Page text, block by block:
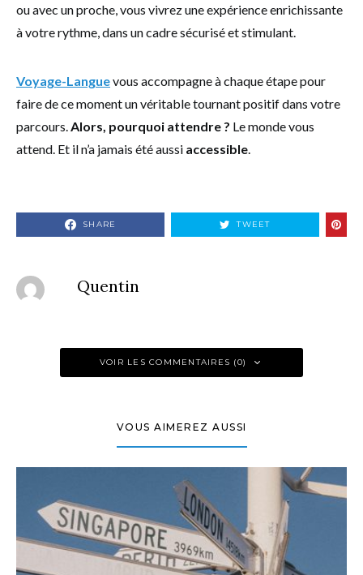
ou avec un proche, vous vivrez une expérience enrichissante
à votre rythme, dans un cadre sécurisé et stimulant.
Voyage-Languevous accompagne à chaque étape pour
faire de ce moment un véritable tournant positif dans votre
parcours. Alors, pourquoi attendre ? Le monde vous
attend. Et il n’a jamais été aussi accessible
SHARE TWEET
Quentin
VOIR LES COMMENTAIRES (0)
VOUS AIMEREZ AUSSI